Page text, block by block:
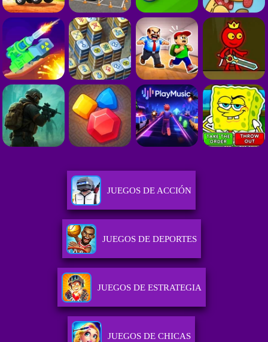
JUEGOS DE ACCIÓN
JUEGOS DE DEPORTES
JUEGOS DE ESTRATEGIA
JUEGOS DE CHICAS